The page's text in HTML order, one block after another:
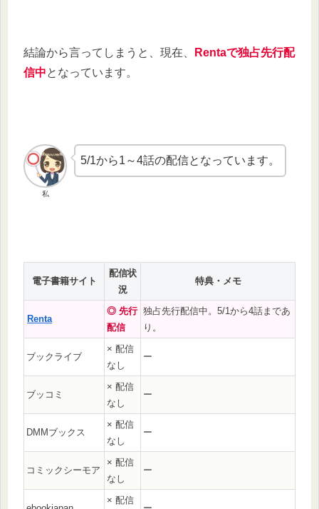
結論から言ってしまうと、現在、
Rentaで独占先行配
信中となっています。
私
5/1から1～4話の配信となっています。
電子書籍サイト
配信状
況
特典・メモ
Renta
◎ 先行
配信
独占先行配信中。5/1から4話まであ
り。
ブックライブ
× 配信
なし
ー
ブッコミ
× 配信
なし
ー
DMMブックス
× 配信
なし
ー
コミックシーモア
× 配信
なし
ー
× 配信